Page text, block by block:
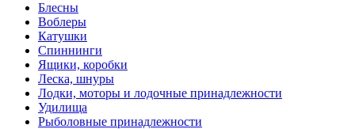
Блесны
Воблеры
Катушки
Спиннинги
Ящики, коробки
Леска, шнуры
Лодки, моторы и лодочные принадлежности
Удилища
Рыболовные принадлежности